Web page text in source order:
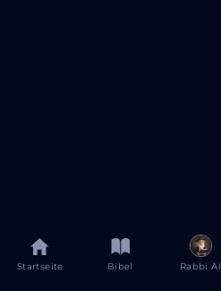
Startseite Bibel Rabbi AI